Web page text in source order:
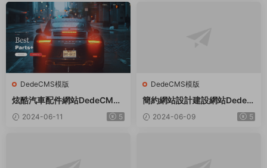
DedeCMS模版
炫酷汽車配件網站DedeCMS
織夢模闆
2024-06-11 5
DedeCMS模版
簡約網站設計建設網站Dede織
夢模闆2024-06-09 5